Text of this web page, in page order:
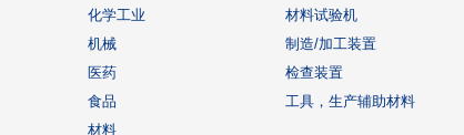
化学工业
机械
医药
食品
材料
材料试验机
制造/加工装置
检查装置
工具，生产辅助材料